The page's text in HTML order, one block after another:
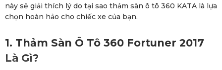
này sẽ giải thích lý do tại sao thảm sàn ô tô 360 KATA là lựa
chọn hoàn hảo cho chiếc xe của bạn.
1. Thảm Sàn Ô Tô 360 Fortuner 2017
Là Gì?